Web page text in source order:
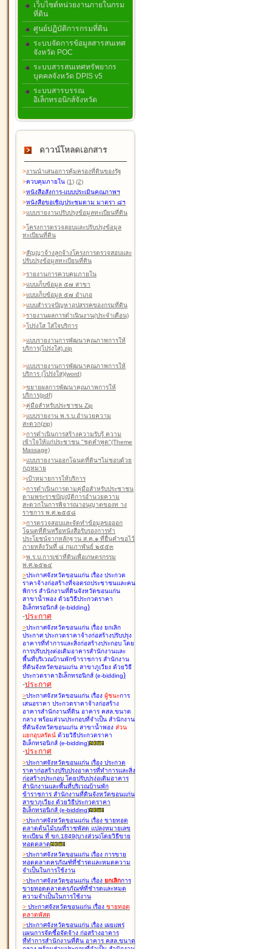
เว็บไซต์หน่วยงานภายในกรม
ที่ดิน
ศูนย์ปฏิบัติการกรมที่ดิน
ระบบจัดการข้อมูลสารสนเทศ
จังหวัด POC
ระบบสารสนเทศทรัพยากร
บุคคลจังหวัด DPIS v5
ระบบสารบรรณ
อิเล็กทรอนิกส์จังหวัด
ดาวน์โหลดเอกสาร
>งานนำเสนอการคุ้มครองที่ดินของรัฐ
>ควบคุมภายใน (1) (2)
>หนังสือสังการ-แบบประเมินคุณภาพฯ
>หนังสือขอเชิญประชุมตาม มาตรา ๘ฯ
>แบบรายงานปรับปรุงข้อมูลทะเบียนที่ดิน
>โครงการตรวจสอบและปรับปรุงข้อมูล
ทะเบียนที่ดิน
>สัญญาจ้างลูกจ้างโครงการตรวจสอบและ
ปรับปรุงข้อมูลทะเบียนที่ดิน
>รายงานการควบคุมภายใน
>แบบเก็บข้อมูล ๕๗ สาขา
>แบบเก็บข้อมูล ๕๗ อำเภอ
>แบบสำรวจปัญหาอุปสรรคของกรมที่ดิน
>รายงานผลการดำเนินงาน(ประจำเดือน)
>โปร่งใส ใส่ใจบริการ
>แบบรายงานการพัฒนาคุณภาพการให้
บริการ(โปร่งใส).zip
>แบบรายงานการพัฒนาคุณภาพการให้
บริการ (โปร่งใส)(word)
>ขยายผลการพัฒนาคุณภาพการให้
บริการ(pdf)
>คู่มือสำหรับประชาชน Zip
>แบบรายงาน พ.ร.บ.อำนวยความ
สะดวก(zip)
>การดำเนินการสร้างความรับรู้ ความ
เข้าใจให้แก่ประชาชน "ชุดคำพูด"(Theme
Massage)
>แบบรายงานออกโฉนดที่ดินฯไม่ชอบด้วย
กฎหมาย
>เป้าหมายการให้บริการ
>การดำเนินการตามคู่มือสำหรับประชาชน
ตามพระราชบัญญัติการอำนวยความ
สะดวกในการพิจารณาอนุญาตของท าง
ราชการ พ.ศ.๒๕๕๘
>การตรวจสอบและจัดทำข้อมูลขอออก
โฉนดที่ดินหรือหนังสือรับรองการทำ
ประโยชน์จากหลักฐาน ส.ค.๑ ที่ยื่นคำขอไว้
ภายหลังวันที่ ๘ กุมภาพันธ์ ๒๕๕๓
>พ.ร.บ.การเช่าที่ดินเพื่อเกษตรกรรม
พ.ศ.๒๕๒๔
>ประกาศจังหวัดขอนแก่น เรื่อง ประกวด
ราคาจ้างก่อสร้างที่จอดรถประชาชนและคน
พิการ สำนักงานที่ดินจังหวัดขอนแก่น
สาขาน้ำพอง ด้วยวิธีประกวดราคา
อิเล็กทรอนิกส์ (e-bidding)
-ประกาศ
>ประกาศจังหวัดขอนแก่น เรื่อง ยกเลิก
ประกาศ ประกวดราคาจ้างก่อสร้างปรับปรุง
อาคารที่ทำการและสิ่งก่อสร้างประกอบ โดย
การปรับปรุงต่อเติมอาคารสำนักงานและ
พื้นที่บริเวณบ้านพักข้าราชการ สำนักงาน
ที่ดินจังหวัดขอนแก่น สาขาภูเวียง ด้วยวิธี
ประกวดราคาอิเล็กทรอนิกส์ (e-bidding)
-ประกาศ
>ประกาศจังหวัดขอนแก่น เรื่อง ผู้ชนะการ
เสนอราคา ประกวดราคาจ้างก่อสร้าง
อาคารสำนักงานที่ดิน อาคาร คสล.ขนาด
กลาง พร้อมส่วนประกอบที่จำเป็น สำนักงาน
ที่ดินจังหวัดขอนแก่น สาขาน้ำพอง ส่วน
แยกอุบลรัตน์ ด้วยวิธีประกวดราคา
อิเล็กทรอนิกส์ (e-bidding)
-ประกาศ
>ประกาศจังหวัดขอนแก่น เรื่อง ประกวด
ราคาก่อสร้างปรับปรุงอาคารที่ทำการและสิ่ง
ก่อสร้างประกอบ โดยปรับปรุง่อเติมอาคาร
สำนักงานและพื้นที่บริเวณบ้านพัก
ข้าราชการ สำนักงานที่ดินจังหวัดขอนแก่น
สาขาภูเวียง ด้วยวิธีประกวดราคา
อิเล็กทรอนิกส์ (e-bidding)
>ประกาศจังหวัดขอนแก่น เรื่อง ขายทอด
ตลาดต้นไม้บนที่ราชพัสดุ แปลงหมายเลข
ทะเบียน ที่ ขก.1849(บางส่วน)โดยวิธีขาย
ทอดตลาด
>ประกาศจังหวัดขอนแก่น เรื่อง การขาย
ทอดตลาดครุภัณฑ์ที่ชำรุดและหมดความ
จำเป็นในการใช้งาน
>ประกาศจังหวัดขอนแก่น เรื่อง ยกเลิกการ
ขายทอดตลาดครุภัณฑ์ที่ชำรุดและหมด
ความจำเป็นในการใช้งาน
> ประกาศจังหวัดขอนแก่น เรื่อง ขายทอด
ตลาดพัสดุ
>ประกาศจังหวัดขอนแก่น เรื่อง เผยแพร่
แผนการจัดซื้อจัดจ้าง ก่อสร้างอาคาร
ที่ทำการสำนักงานที่ดิน อาคาร คสล.ขนาด